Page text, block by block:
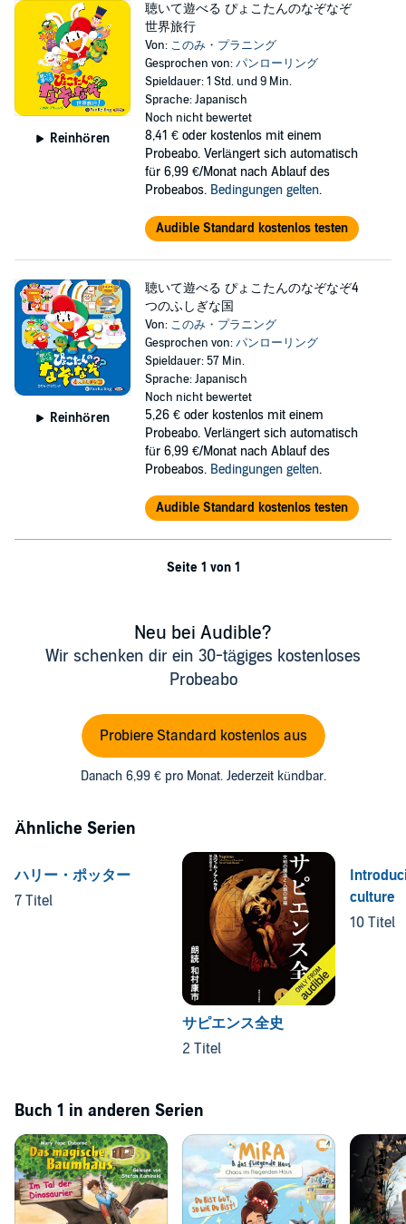
ぴょこたん
まかせてよ！
遊園地で「ポーッ」としてるものは、○○○ー○でーす！
(1)「ぴょこたんのなぞなぞ遊園地 何に乗ろうかな？」編
(2)「ぴょこたんと駄菓子屋なぞバトル 駄菓子だ～いすき」編
(3)「ぴょこたんのなぞなぞ森探検 ドングリゴロリ!?」編
(c)Konomi-planning 2016
Reinhören
聴いて遊べる ぴょこたんのなぞなぞ
世界旅行
Von: このみ・プラニング
Gesprochen von:パンローリング
Spieldauer: 1 Std. und 9 Min.
Sprache: Japanisch
Noch nicht bewertet
8,41 € oder kostenlos mit einem
Probeabo. Verlängert sich automatisch
für 6,99 €/Monat nach Ablauf des
Probeabos. Bedingungen gelten.
Audible Standard kostenlos testen
Reinhören
聴いて遊べる ぴょこたんのなぞなぞ4
つのふしぎな国
Von: このみ・プラニング
Gesprochen von:パンローリング
Spieldauer: 57 Min.
Sprache: Japanisch
Noch nicht bewertet
5,26 € oder kostenlos mit einem
Probeabo. Verlängert sich automatisch
für 6,99 €/Monat nach Ablauf des
Probeabos. Bedingungen gelten.
Audible Standard kostenlos testen
Seite 1 von 1
Neu bei Audible?
Wir schenken dir ein 30-tägiges kostenloses
Probeabo
Probiere Standard kostenlos aus
Danach 6,99 € pro Monat. Jederzeit kündbar.
Ähnliche Serien
ハリー・ポッター
7 Titel
サピエンス全史
2 Titel
culture
10 Titel
Buch 1 in anderen Serien